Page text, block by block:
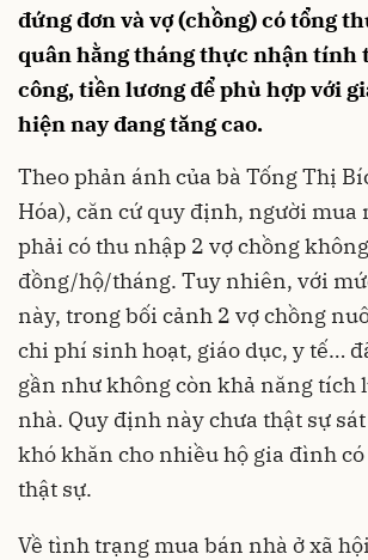
đứng đơn và vợ (chồng) có tổng
quân hằng tháng thực nhận tính
công, tiền lương để phù hợp với
hiện nay đang tăng cao.
Theo phản ánh của bà Tống Thị
Hóa), căn cứ quy định, người mua
phải có thu nhập 2 vợ chồng
đồng/hộ/tháng. Tuy nhiên, với
này, trong bối cảnh 2 vợ chồng
chi phí sinh hoạt, giáo dục, y tế…
gần như không còn khả năng tích
nhà. Quy định này chưa thật sự
khó khăn cho nhiều hộ gia đình
thật sự.
Về tình trạng mua bán nhà ở xã